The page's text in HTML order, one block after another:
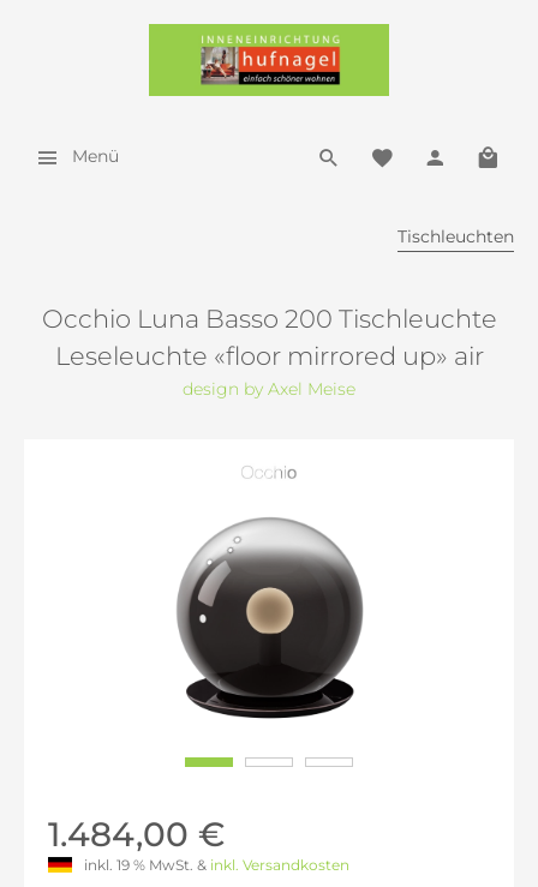
Menü
Tischleuchten
Occhio Luna Basso 200 Tischleuchte
Leseleuchte «floor mirrored up» air
design by Axel Meise
1.484,00 €
inkl. 19 % MwSt. & inkl. Versandkosten